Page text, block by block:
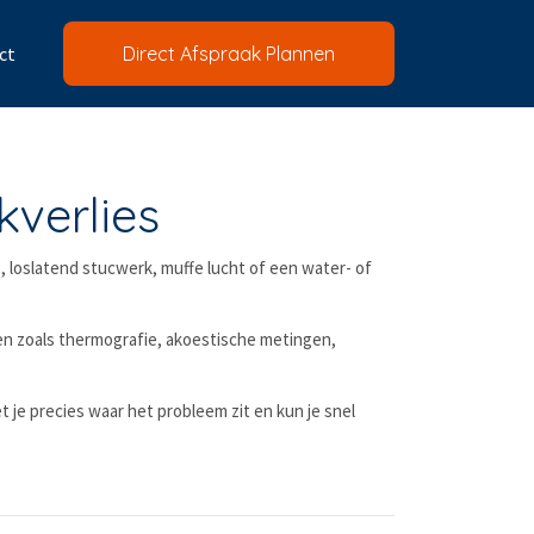
Direct Afspraak Plannen
loslatend stucwerk, muffe lucht of een water- of
zoals thermografie, akoestische metingen,
precies waar het probleem zit en kun je snel